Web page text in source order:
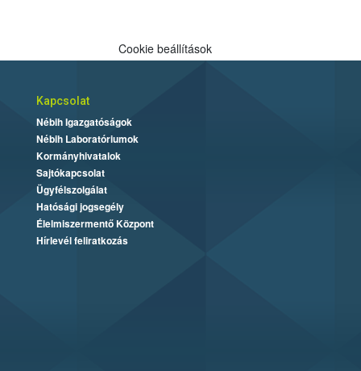
Cookie beállítások
Kapcsolat
Nébih Igazgatóságok
Nébih Laboratóriumok
Kormányhivatalok
Sajtókapcsolat
Ügyfélszolgálat
Hatósági jogsegély
Élelmiszermentő Központ
Hírlevél feliratkozás